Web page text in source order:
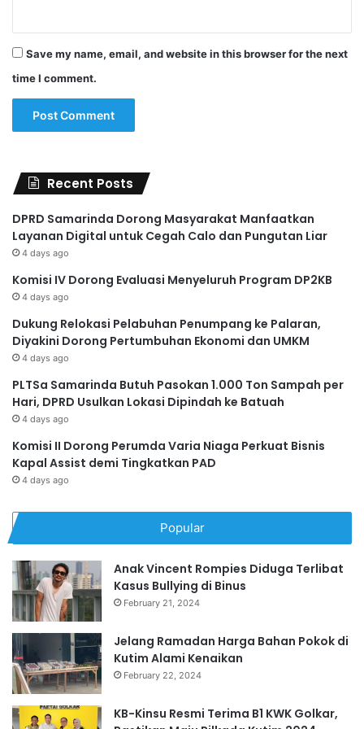
Save my name, email, and website in this browser for the next
time I comment.
Recent Posts
DPRD Samarinda Dorong Masyarakat Manfaatkan
Layanan Digital untuk Cegah Calo dan Pungutan Liar
4 days ago
Komisi IV Dorong Evaluasi Menyeluruh Program DP2KB
4 days ago
Dukung Relokasi Pelabuhan Penumpang ke Palaran,
Diyakini Dorong Pertumbuhan Ekonomi dan UMKM
4 days ago
PLTSa Samarinda Butuh Pasokan 1.000 Ton Sampah per
Hari, DPRD Usulkan Lokasi Dipindah ke Batuah
4 days ago
Komisi II Dorong Perumda Varia Niaga Perkuat Bisnis
Kapal Assist demi Tingkatkan PAD
4 days ago
Popular
Anak Vincent Rompies Diduga Terlibat
Kasus Bullying di Binus
February 21, 2024
Jelang Ramadan Harga Bahan Pokok di
Kutim Alami Kenaikan
February 22, 2024
KB-Kinsu Resmi Terima B1 KWK Golkar,